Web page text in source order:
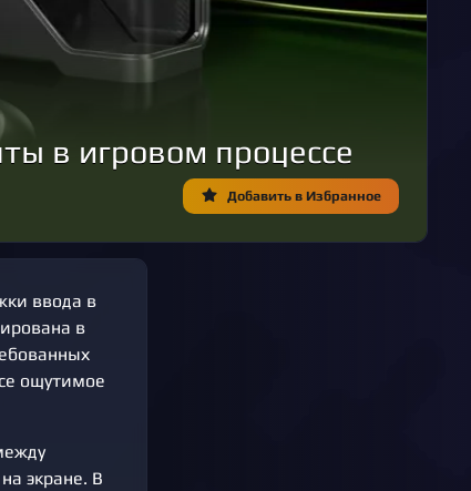
в игровом процессе
Добавить в Избранное
ввода в
в
ощутимое
экране. В